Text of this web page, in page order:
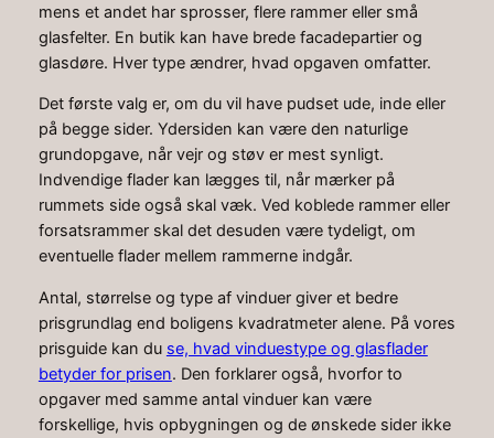
mens et andet har sprosser, flere rammer eller små
glasfelter. En butik kan have brede facadepartier og
glasdøre. Hver type ændrer, hvad opgaven omfatter.
Det første valg er, om du vil have pudset ude, inde eller
på begge sider. Ydersiden kan være den naturlige
grundopgave, når vejr og støv er mest synligt.
Indvendige flader kan lægges til, når mærker på
rummets side også skal væk. Ved koblede rammer eller
forsatsrammer skal det desuden være tydeligt, om
eventuelle flader mellem rammerne indgår.
Antal, størrelse og type af vinduer giver et bedre
prisgrundlag end boligens kvadratmeter alene. På vores
prisguide kan du se, hvad vinduestype og glasflader
betyder for prisen. Den forklarer også, hvorfor to
opgaver med samme antal vinduer kan være
forskellige, hvis opbygningen og de ønskede sider ikke